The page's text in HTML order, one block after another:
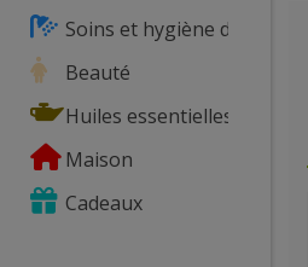
Soins et hygiène du corps
Beauté
Huiles essentielles
Maison
Cadeaux